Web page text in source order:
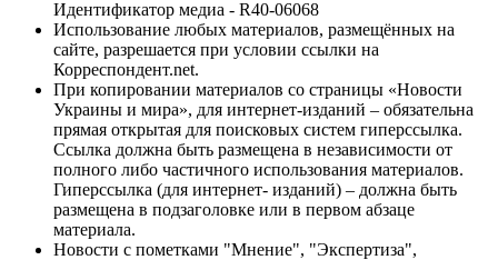
Идентификатор медиа - R40-06068
Использование любых материалов, размещённых на
сайте, разрешается при условии ссылки на
Корреспондент.net.
При копировании материалов со страницы «Новости
Украины и мира», для интернет-изданий – обязательна
прямая открытая для поисковых систем гиперссылка.
Ссылка должна быть размещена в независимости от
полного либо частичного использования материалов.
Гиперссылка (для интернет- изданий) – должна быть
размещена в подзаголовке или в первом абзаце
материала.
Новости с пометками "Мнение", "Экспертиза",